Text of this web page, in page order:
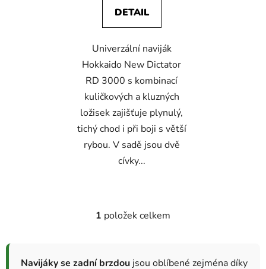
DETAIL
Univerzální naviják
Hokkaido New Dictator
RD 3000 s kombinací
kuličkových a kluzných
ložisek zajišťuje plynulý,
tichý chod i při boji s větší
rybou. V sadě jsou dvě
cívky...
O
á
1 položek celkem
Navijáky se zadní brzdou jsou oblíbené zejména díky